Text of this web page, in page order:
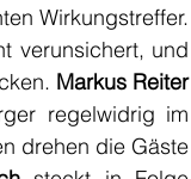
Wirkungstreffer.
verunsichert, und
Markus Reiter
regelwidrig im
drehen die Gäste